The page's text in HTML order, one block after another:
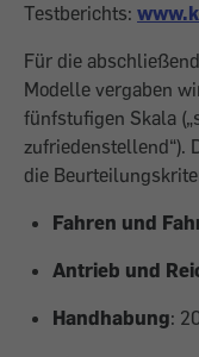
Testberichts:
Für die
Modelle vergaben
fünfstufigen Skala
zufriedenstellend“).
die
Fahren und
Antrieb und
Handhabung: